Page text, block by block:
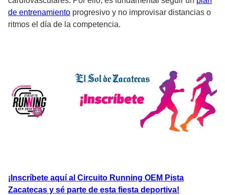
de entrenamiento progresivo y no improvisar distancias o
ritmos el día de la competencia.
¡Inscríbete aquí al Circuito Running OEM Pista
Zacatecas y sé parte de esta fiesta deportiva!